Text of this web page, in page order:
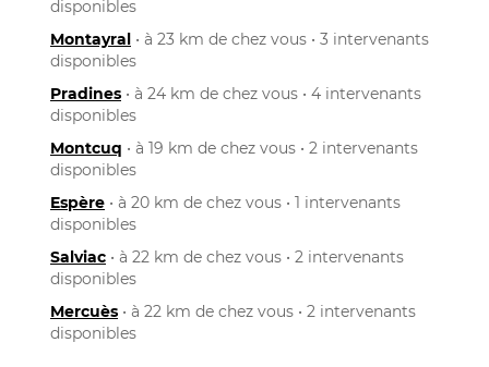
disponibles
Montayral • à 23 km de chez vous • 3 intervenants
disponibles
Pradines • à 24 km de chez vous • 4 intervenants
disponibles
Montcuq • à 19 km de chez vous • 2 intervenants
disponibles
Espère • à 20 km de chez vous • 1 intervenants
disponibles
Salviac • à 22 km de chez vous • 2 intervenants
disponibles
Mercuès • à 22 km de chez vous • 2 intervenants
disponibles